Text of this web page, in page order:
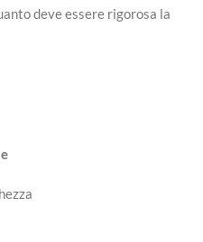
deve essere rigorosa la